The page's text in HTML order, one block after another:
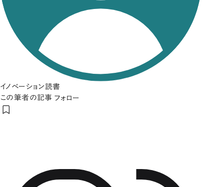
イノベーション読書
この筆者の記事 フォロー